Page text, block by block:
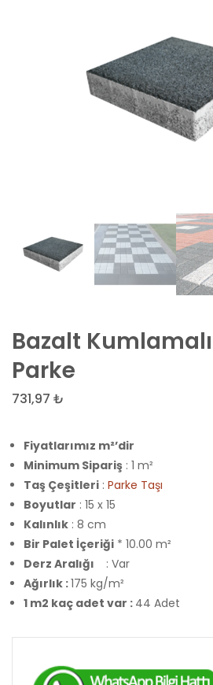
Bazalt Kumlamalı
Parke
731,97 ₺
Fiyatlarımız m²’dir
Minimum Sipariş : 1 m²
Taş Çeşitleri : Parke Taşı
Boyutlar : 15 x 15
Kalınlık : 8 cm
Bir Palet İçeriği * 10.00 m²
Derz Aralığı
: Var
Ağırlık :175 kg/m²
1 m2 kaç adet var : 44 Adet